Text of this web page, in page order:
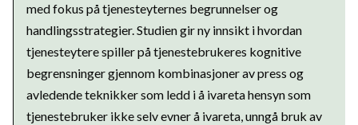
med fokus på tjenesteyternes begrunnelser og
handlingsstrategier. Studien gir ny innsikt i hvordan
tjenesteytere spiller på tjenestebrukeres kognitive
begrensninger gjennom kombinasjoner av press og
avledende teknikker som ledd i å ivareta hensyn som
tjenestebruker ikke selv evner å ivareta, unngå bruk av